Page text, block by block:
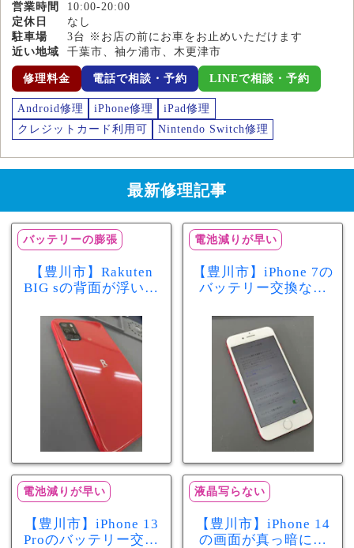
営業時間
10:00-20:00
定休日
なし
駐車場
3台 ※お店の前にお車をお止めいただけます
近い地域
千葉市、袖ケ浦市、木更津市
修理料金 電話で相談・予約 LINEで相談・予約
Android修理 iPhone修理
iPad修理
クレジットカード利用可
Nintendo Switch修理
最新修理記事
バッテリーの膨張
【豊川市】Rakuten
BIG sの背面が浮いて
リー膨張のサインか
もしれません！バッ
テリー交換修理事例
電池減りが早い
【豊川市】iPhone 7の
バッテリー交換なら
最大容量70％で電池
の減りが早い症状も
当日60分で改善
電池減りが早い
【豊川市】iPhone 13
Proのバッテリー交換
液晶写らない
【豊川市】iPhone 14
の画面が真っ暗に…